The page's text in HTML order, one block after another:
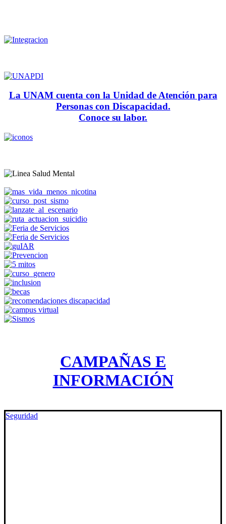
La UNAM cuenta con la Unidad de Atención para
Personas con Discapacidad.
Conoce su labor.
CAMPAÑAS E
INFORMACIÓN
Seguridad